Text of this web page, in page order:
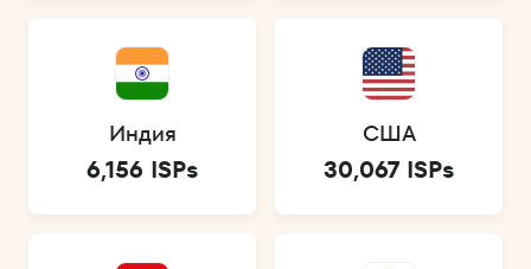
Индия
6,156 ISPs
США
30,067 ISPs